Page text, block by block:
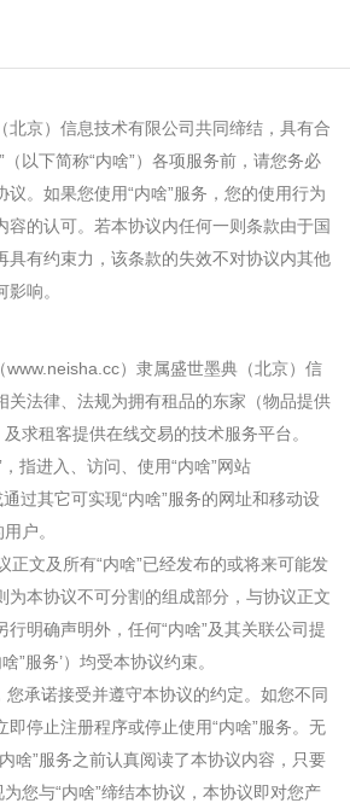
北京）信息技术有限公司共同缔结，具有合
（以下简称“内啥”）各项服务前，请您务必
。如果您使用“内啥”服务，您的使用行为
容的认可。若本协议内任何一则条款由于国
具有约束力，该条款的失效不对协议内其他
响。
www.neisha.cc）隶属盛世墨典（北京）信
关法律、法规为拥有租品的东家（物品提供
求租客提供在线交易的技术服务平台。
，指进入、访问、使用“内啥”网站
通过其它可实现“内啥”服务的网址和移动设
户。
正文及所有“内啥”已经发布的或将来可能发
为本协议不可分割的组成部分，与协议正文
明确声明外，任何“内啥”及其关联公司提
”服务’）均受本协议约束。
您承诺接受并遵守本协议的约定。如您不同
停止注册程序或停止使用“内啥”服务。无
啥”服务之前认真阅读了本协议内容，只要
您与“内啥”缔结本协议，本协议即对您产